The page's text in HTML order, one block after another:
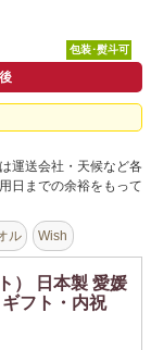
包装･熨斗可
運送会社・天候など各
日までの余裕をもって
ル Wish
） 日本製 愛媛
フト・内祝